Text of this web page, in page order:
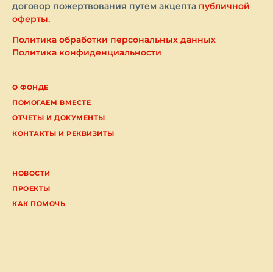
О ФОНДЕ
ПОМОГАЕМ ВМЕСТЕ
ОТЧЕТЫ И ДОКУМЕНТЫ
КОНТАКТЫ И РЕКВИЗИТЫ
НОВОСТИ
ПРОЕКТЫ
КАК ПОМОЧЬ
договор пожертвования путем акцепта публичной
оферты.
Политика обработки персональных данных
Политика конфиденциальности